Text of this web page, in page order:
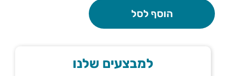
הוסף לסל
למבצעים שלנו